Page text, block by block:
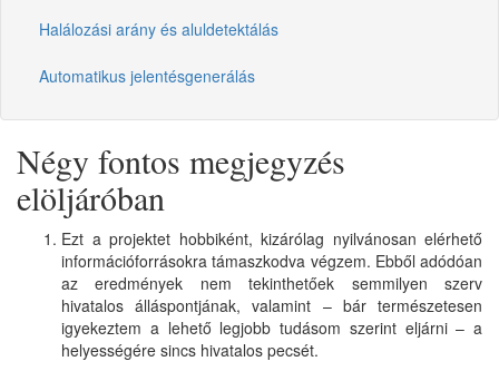
Halálozási arány és aluldetektálás
Automatikus jelentésgenerálás
Négy fontos megjegyzés
elöljáróban
Ezt a projektet hobbiként, kizárólag nyilvánosan elérhető
információforrásokra támaszkodva végzem. Ebből adódóan
az eredmények nem tekinthetőek semmilyen szerv
hivatalos álláspontjának, valamint – bár természetesen
igyekeztem a lehető legjobb tudásom szerint eljárni – a
helyességére sincs hivatalos pecsét.